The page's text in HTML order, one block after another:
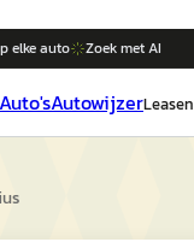
elkeauto Zoek met AI
Auto'sAutowijzerLeasen